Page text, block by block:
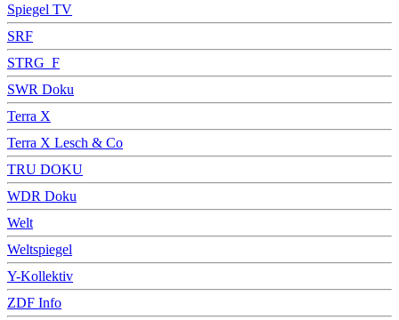
Spiegel TV
SRF
STRG_F
SWR Doku
Terra X
Terra X Lesch & Co
TRU DOKU
WDR Doku
Welt
Weltspiegel
Y-Kollektiv
ZDF Info